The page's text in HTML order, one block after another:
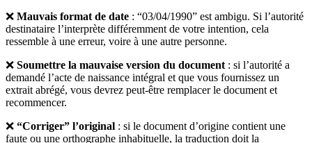
❌ Mauvais format de date : “03/04/1990” est ambigu. Si l’autorité
destinataire l’interprète différemment de votre intention, cela
ressemble à une erreur, voire à une autre personne.
❌ Soumettre la mauvaise version du document : si l’autorité a
demandé l’acte de naissance intégral et que vous fournissez un
extrait abrégé, vous devrez peut-être remplacer le document et
recommencer.
❌ “Corriger” l’original : si le document d’origine contient une
faute ou une orthographe inhabituelle, la traduction doit la